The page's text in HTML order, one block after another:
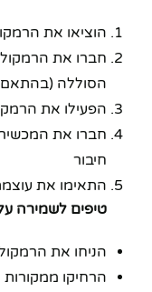
הוציאו את
חברו את
הסוללה
הפעילו את
חיבור
התאימו את
טיפים לשמירה
הניחו את
הרחיקו